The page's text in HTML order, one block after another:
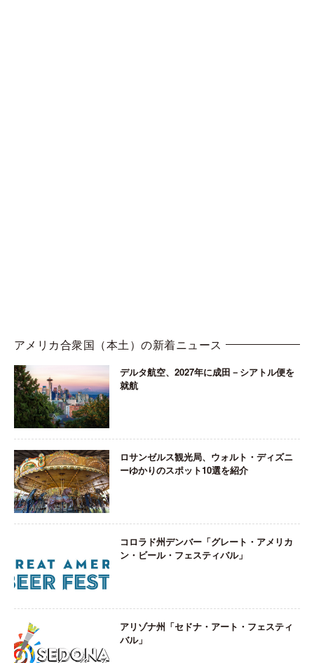
アメリカ合衆国（本土）の新着ニュース
デルタ航空、2027年に成田－シアトル便を
就航
ロサンゼルス観光局、ウォルト・ディズニ
ーゆかりのスポット10選を紹介
コロラド州デンバー「グレート・アメリカ
ン・ビール・フェスティバル」
アリゾナ州「セドナ・アート・フェスティ
バル」